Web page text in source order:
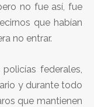
no fue así, fue
que habían
no entrar.
federales,
y durante todo
que mantienen